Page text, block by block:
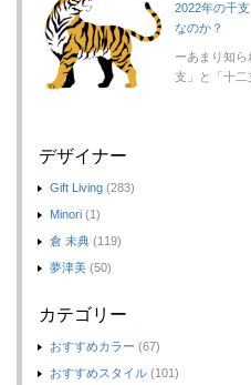
2022年の干
なのか？
ーあまり知
支」と「十二
デザイナー
Gift Living (283)
Minori (1)
倉 未典 (119)
夢津美 (50)
カテゴリー
おすすめカラー (67)
おすすめスタイル (101)